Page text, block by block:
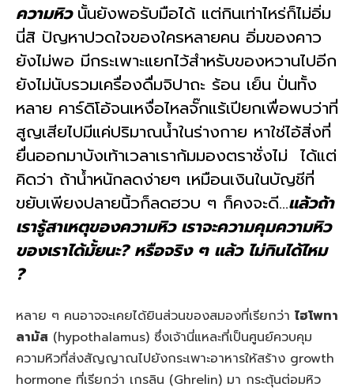
ความหิวนั้นยังพอรับมือได้ แต่กินเท่าไหร่ก็ไม่อิ่ม
นี่สิ ปัญหาปวดใจของใครหลายคน อิ่มของคาว
ยังไม่พอ มีกระเพาะแยกไว้สำหรับของหวานไปอีก
ยังไม่นับรวมเครื่องดื่มจิปาถะ ร้อน เย็น ปั่นทั้ง
หลาย คาร์ดิโอ้จนเหงื่อไหลจั๊กแร้เปียกเพื่อพบว่าที่
สูญเสียไปมีแค่ปริมาณน้ำในร่างกาย หาใช่ไอ้สิ่งที่
ยื่นออกมาบังเท้าเวลาเราก้มมองตราชั่งไม่ ได้แต่
คิดว่า ถ้าน้ำหนักลดง่ายๆ เหมือนเงินในบัญชีที่
ขยับเพียงปลายนิ้วก็ลดฮวบ ๆ ก็คงจะดี…แล้วถ้า
เรารู้สาเหตุของความหิว เราจะความคุมความหิว
ของเราได้มั้ยนะ? หรือจริง ๆ แล้ว ไม่กินได้ไหม
?
หลาย ๆ คนอาจจะเคยได้ยินส่วนของสมองที่เรียกว่า ไฮโพทา
ลามัส (hypothalamus) ซึ่งเจ้านี่แหละที่เป็นศูนย์ควบคุม
ความหิวที่ส่งสัญญาณไปยังกระเพาะอาหารให้สร้าง growth
hormone ที่เรียกว่า เกรลิน (Ghrelin) มา กระตุ้นต่อมหิว